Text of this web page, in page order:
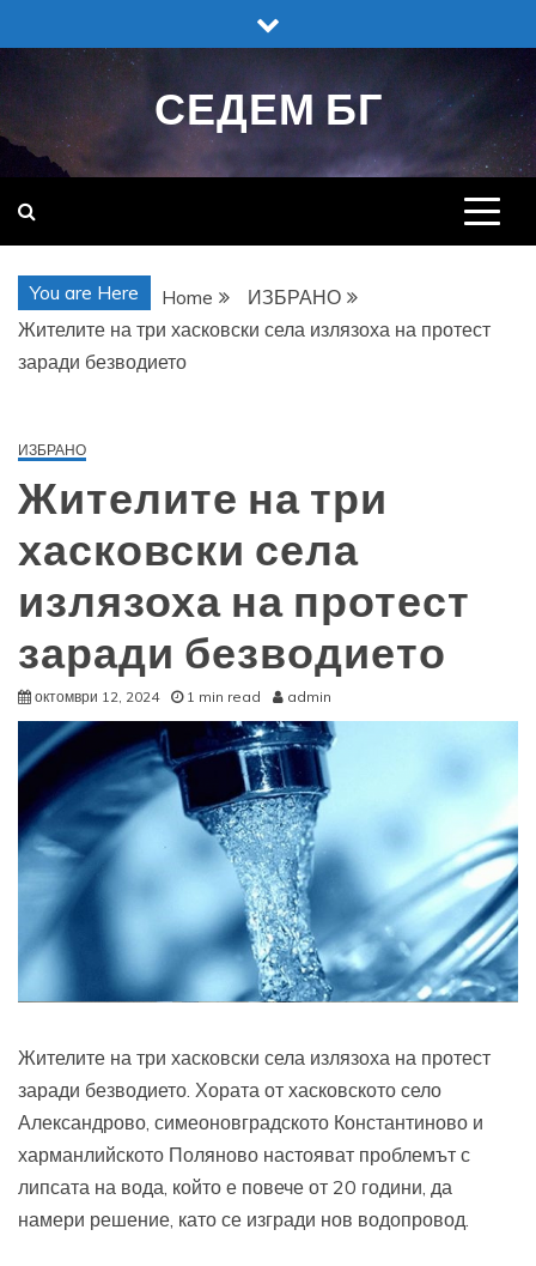
to
СЕДЕМ БГ
You are Here Home
ИЗБРАНО
Жителите на три хасковски села излязоха на протест
заради безводието
ИЗБРАНО
Жителите на три
хасковски села
излязоха на протест
заради безводието
октомври 12, 2024 1 min read admin
Жителите на три хасковски села излязоха на протест
заради безводието. Хората от хасковското село
Александрово, симеоновградското Константиново и
харманлийското Поляново настояват проблемът с
липсата на вода, който е повече от 20 години, да
намери решение, като се изгради нов водопровод.